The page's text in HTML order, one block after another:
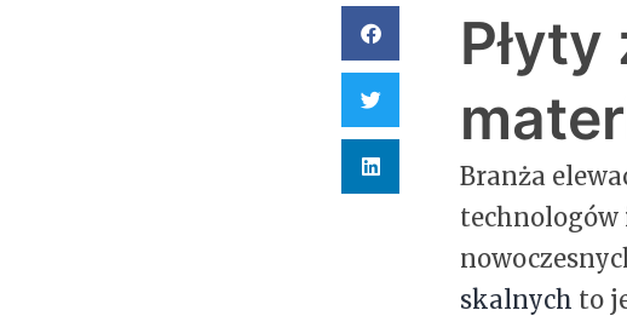
Branża
technologów
skalnych to